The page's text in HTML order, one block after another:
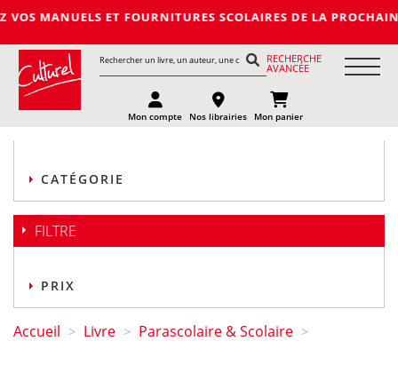
ET FOURNITURES SCOLAIRES DE LA
RECHERCHE
AVANCÉE
Mon compte Nos librairies Mon panier
CATÉGORIE
FILTRE
PRIX
Accueil > Livre > Parascolaire & Scolaire >